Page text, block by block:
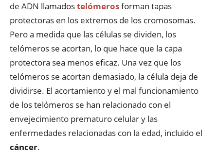
de ADN llamadostelómerosforman tapas
protectoras en los extremos de los cromosomas.
Pero a medida que las células se dividen, los
telómeros se acortan, lo que hace que la capa
protectora sea menos eficaz. Una vez que los
telómeros se acortan demasiado, la célula deja de
dividirse. El acortamiento y el mal funcionamiento
de los telómeros se han relacionado con el
envejecimiento prematuro celular y las
enfermedades relacionadas con la edad, incluido el
cáncer.